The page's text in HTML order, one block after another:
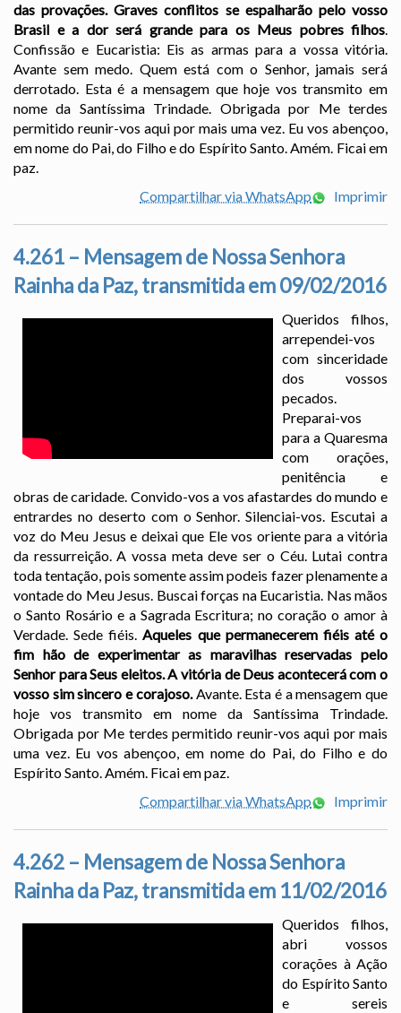
das provações. Graves conflitos se espalharão pelo vosso
Brasil e a dor será grande para os Meus pobres filhos.
Confissão e Eucaristia: Eis as armas para a vossa vitória.
Avante sem medo. Quem está com o Senhor, jamais será
derrotado. Esta é a mensagem que hoje vos transmito em
nome da Santíssima Trindade. Obrigada por Me terdes
permitido reunir-vos aqui por mais uma vez. Eu vos abençoo,
em nome do Pai, do Filho e do Espírito Santo. Amém. Ficai em
paz.
Compartilhar via WhatsApp
Imprimir
4.261 – Mensagem de Nossa Senhora
Rainha da Paz, transmitida em 09/02/2016
Queridos filhos,
arrependei-vos
com sinceridade
dos vossos
pecados.
Preparai-vos
para a Quaresma
com orações,
penitência e
obras de caridade. Convido-vos a vos afastardes do mundo e
entrardes no deserto com o Senhor. Silenciai-vos. Escutai a
voz do Meu Jesus e deixai que Ele vos oriente para a vitória
da ressurreição. A vossa meta deve ser o Céu. Lutai contra
toda tentação, pois somente assim podeis fazer plenamente a
vontade do Meu Jesus. Buscai forças na Eucaristia. Nas mãos
o Santo Rosário e a Sagrada Escritura; no coração o amor à
Verdade. Sede fiéis.Aqueles que permanecerem fiéis até o
fim hão de experimentar as maravilhas reservadas pelo
Senhor para Seus eleitos. A vitória de Deus acontecerá com o
vosso sim sincero e corajoso.Avante. Esta é a mensagem que
hoje vos transmito em nome da Santíssima Trindade.
Obrigada por Me terdes permitido reunir-vos aqui por mais
uma vez. Eu vos abençoo, em nome do Pai, do Filho e do
Espírito Santo. Amém. Ficai em paz.
Compartilhar via WhatsApp
Imprimir
4.262 – Mensagem de Nossa Senhora
Rainha da Paz, transmitida em 11/02/2016
Queridos filhos,
abri vossos
corações à Ação
do Espírito Santo
e sereis